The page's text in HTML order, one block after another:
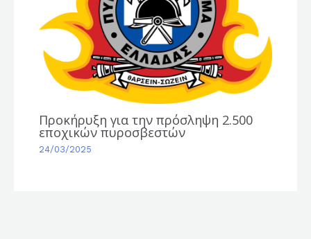
Προκήρυξη για την πρόσληψη 2.500
εποχικών πυροσβεστών
24/03/2025